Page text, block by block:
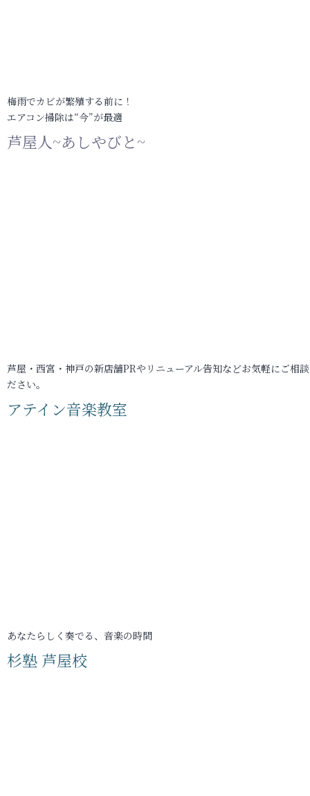
梅雨でカビが繁殖する前に！
エアコン掃除は“今”が最適
芦屋人~あしやびと~
芦屋・西宮・神戸の新店舗PRやリニューアル告知などお気軽にご相
ださい。
アテイン音楽教室
あなたらしく奏でる、音楽の時間
杉塾 芦屋校